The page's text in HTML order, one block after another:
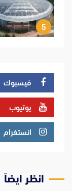
5
فيسبوك
يوتيوب
انستغرام
انظر ايضاً